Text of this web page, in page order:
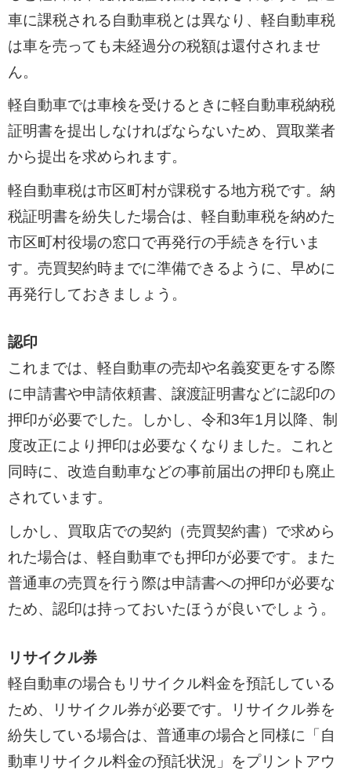
車に課税される自動車税とは異なり、軽自動車税
は車を売っても未経過分の税額は還付されませ
ん。
軽自動車では車検を受けるときに軽自動車税納税
証明書を提出しなければならないため、買取業者
から提出を求められます。
軽自動車税は市区町村が課税する地方税です。納
税証明書を紛失した場合は、軽自動車税を納めた
市区町村役場の窓口で再発行の手続きを行いま
す。売買契約時までに準備できるように、早めに
再発行しておきましょう。
認印
これまでは、軽自動車の売却や名義変更をする際
に申請書や申請依頼書、譲渡証明書などに認印の
押印が必要でした。しかし、令和3年1月以降、制
度改正により押印は必要なくなりました。これと
同時に、改造自動車などの事前届出の押印も廃止
されています。
しかし、買取店での契約（売買契約書）で求めら
れた場合は、軽自動車でも押印が必要です。また
普通車の売買を行う際は申請書への押印が必要な
ため、認印は持っておいたほうが良いでしょう。
リサイクル券
軽自動車の場合もリサイクル料金を預託している
ため、リサイクル券が必要です。リサイクル券を
紛失している場合は、普通車の場合と同様に「自
動車リサイクル料金の預託状況」をプリントアウ